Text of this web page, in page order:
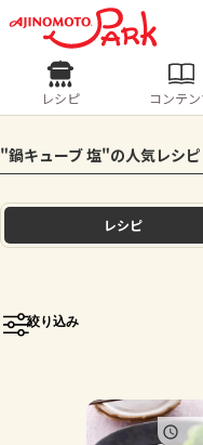
ログイ
ログイン
ホーム
トーク
レシピ
人気の食材・レシ
きゅうり なす
レシピ コンテ
"鍋キューブ 塩"の人気レシピ
レシピ
絞り込み